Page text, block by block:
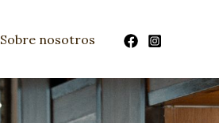
Sobre nosotros